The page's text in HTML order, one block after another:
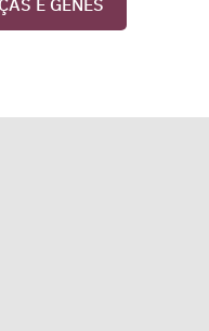
E GENES